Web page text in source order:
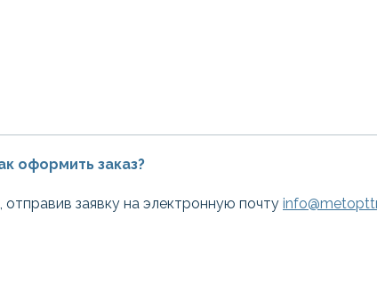
оформить заказ?
заявку на электронную почту